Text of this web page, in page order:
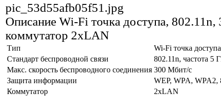
pic_53d55afb05f51.jpg
Описание Wi-Fi точка доступа,
коммутатор 2xLAN
Тип
Wi-Fi точка доступа
Стандарт беспроводной связи
802.11n, частота 5
Макс. скорость беспроводного соединения 300 Мбит/с
Защита информации
WEP, WPA, WPA2,
Коммутатор
2xLAN